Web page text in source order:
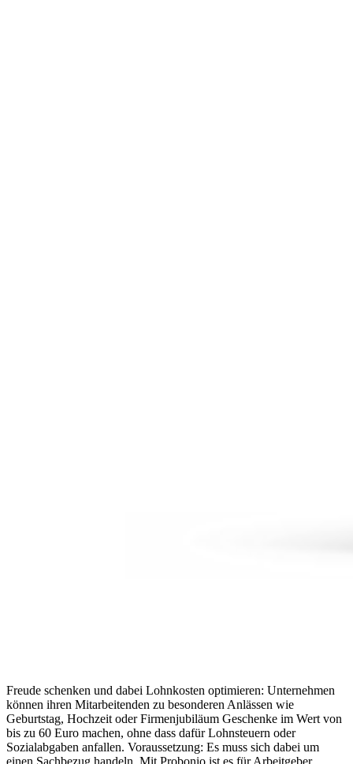
Freude schenken und dabei Lohnkosten optimieren: Unternehmen
können ihren Mitarbeitenden zu besonderen Anlässen wie
Geburtstag, Hochzeit oder Firmenjubiläum Geschenke im Wert von
bis zu 60 Euro machen, ohne dass dafür Lohnsteuern oder
Sozialabgaben anfallen. Voraussetzung: Es muss sich dabei um
einen Sachbezug handeln. Mit Probonio ist es für Arbeitgeber